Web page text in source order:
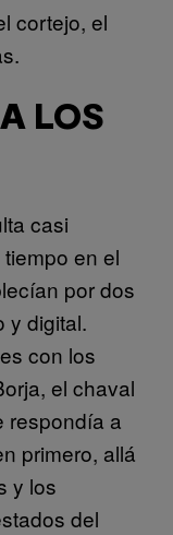
cortejo, el
LOS
casi
en el
por dos
y digital.
con los
el chaval
respondía a
primero, allá
y los
del